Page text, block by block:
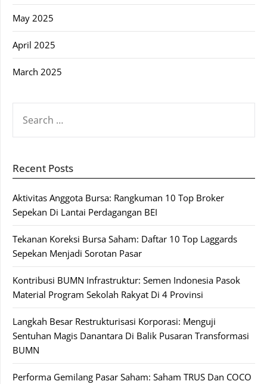
May 2025
April 2025
March 2025
FOR:
Recent Posts
Aktivitas Anggota Bursa: Rangkuman 10 Top Broker
Sepekan Di Lantai Perdagangan BEI
Tekanan Koreksi Bursa Saham: Daftar 10 Top Laggards
Sepekan Menjadi Sorotan Pasar
Kontribusi BUMN Infrastruktur: Semen Indonesia Pasok
Material Program Sekolah Rakyat Di 4 Provinsi
Langkah Besar Restrukturisasi Korporasi: Menguji
Sentuhan Magis Danantara Di Balik Pusaran Transformasi
BUMN
Performa Gemilang Pasar Saham: Saham TRUS Dan COCO